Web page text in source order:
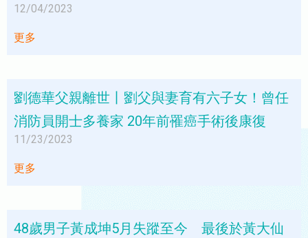
12/04/2023
更多
劉德華父親離世丨劉父與妻育有六子女！曾任
消防員開士多養家 20年前罹癌手術後康復
11/23/2023
更多
48歲男子黃成坤5月失蹤至今 最後於黃大仙